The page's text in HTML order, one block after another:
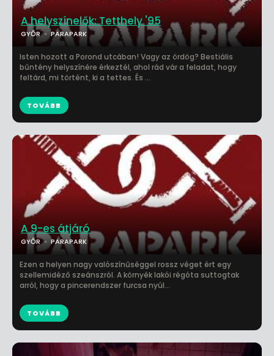
A 9-es átjáró
GYŐR PARAPARK
Ezen a helyen nagy valószínűséggel rossz véget ért egy
szellemidéző szeánszról. A környék lakói régóta suttogtak
arról, hogy a pincerendszer furcsa nyúl...
TOVÁBB
A helyszínelők: Tetthely '95
GYŐR PARAPARK
Isten hozott a Porond utcában! Vagy az ördög? Bestiális
bűntény helyszínére érkeztél, ahol rád vár a feladat, hogy
feltárd, mi történt, ki a tettes. És ...
TOVÁBB